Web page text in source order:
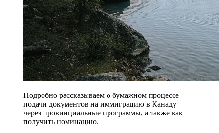
Подробно рассказываем о бумажном процессе
подачи документов на иммиграцию в Канаду
через провинциальные программы, а также как
получить номинацию.